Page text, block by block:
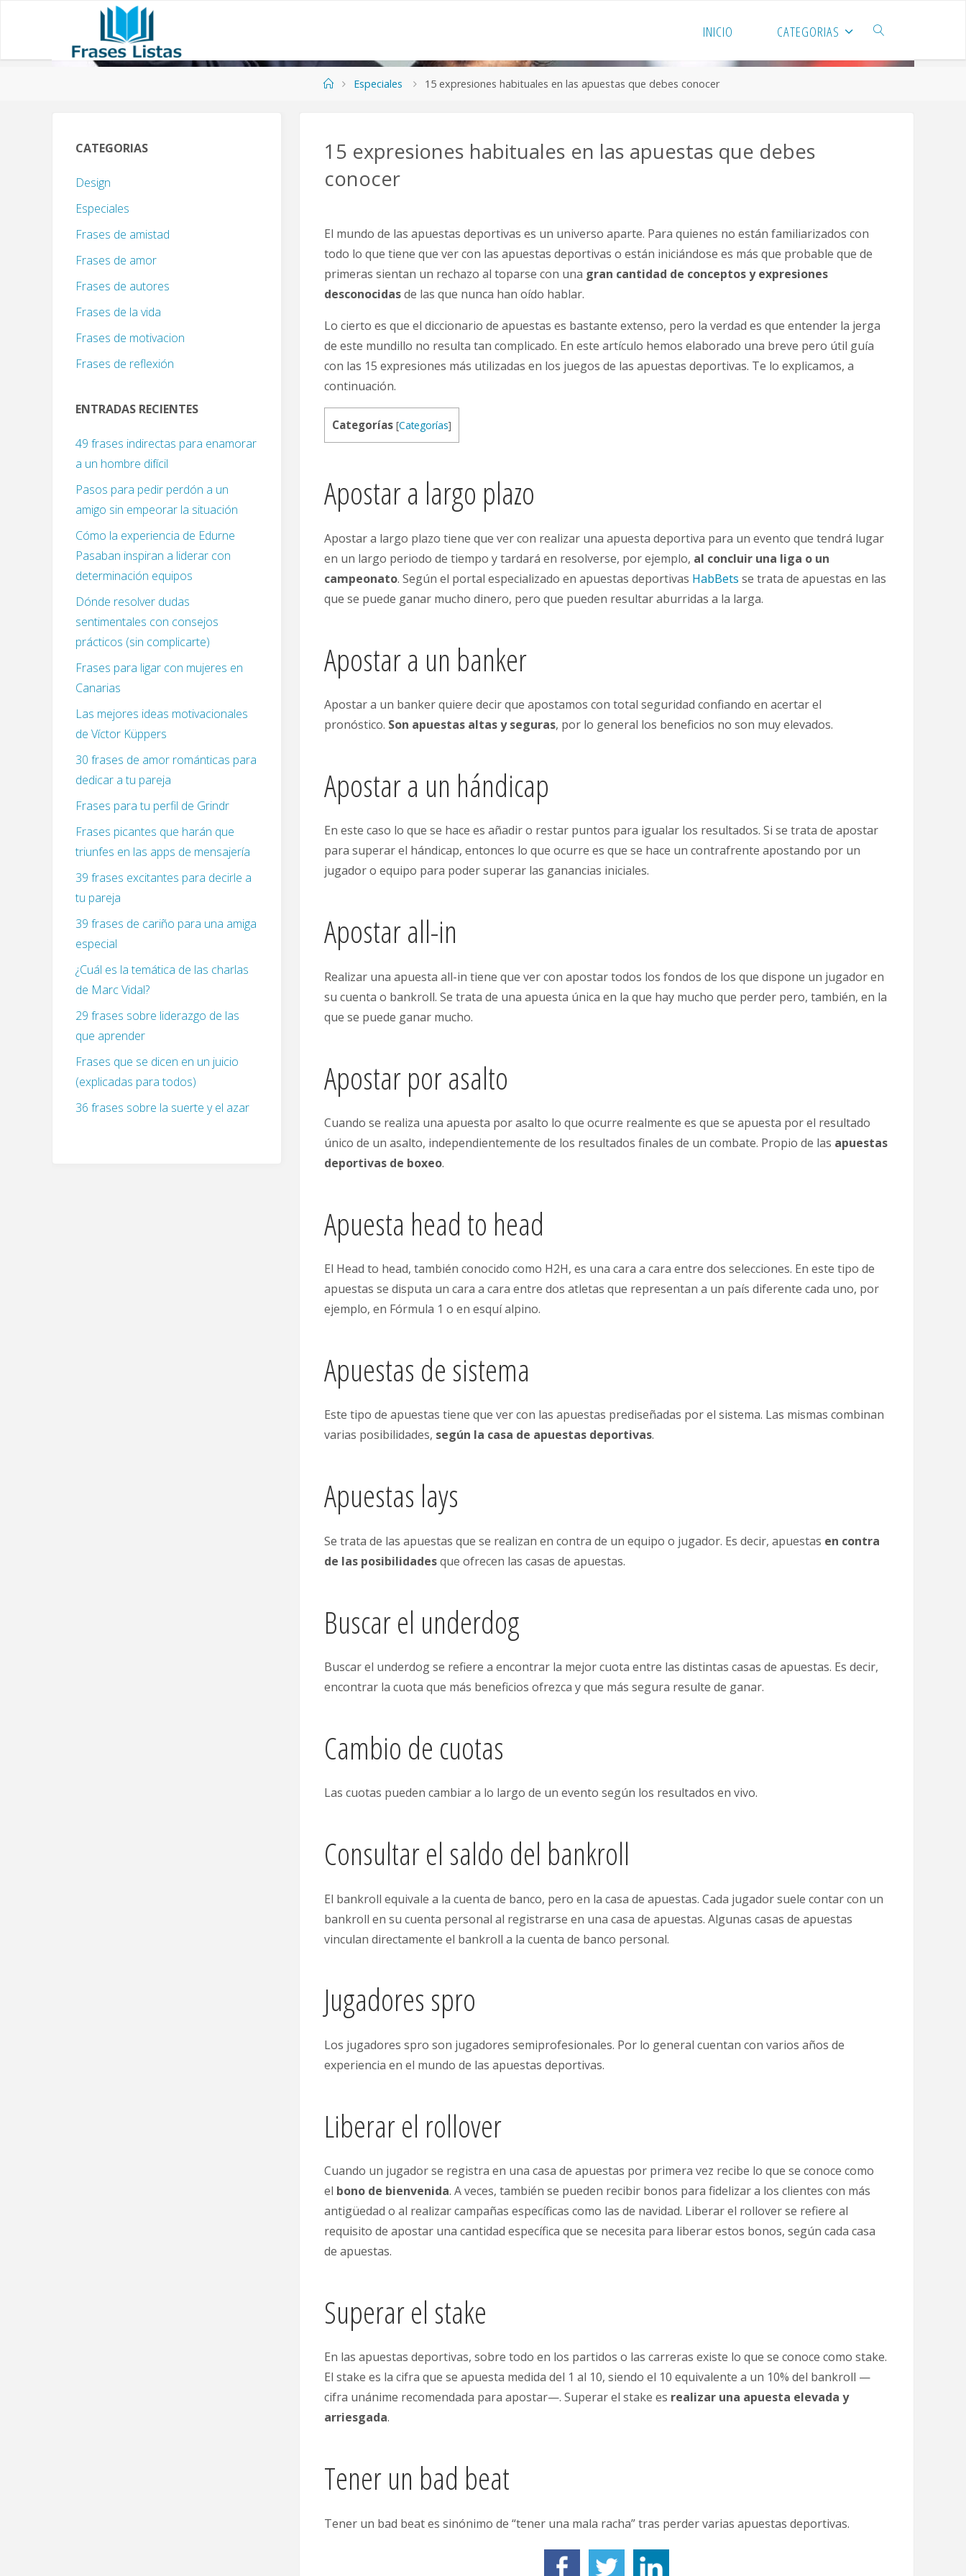
INICIO CATEGORIAS
Especiales 15 expresiones habituales en las apuestas que debes conocer
15 expresiones habituales en las apuestas que debes
conocer
El mundo de las apuestas deportivas es un universo aparte. Para quienes no están familiarizados con
todo lo que tiene que ver con las apuestas deportivas o están iniciándose es más que probable que de
primeras sientan un rechazo al toparse con una gran cantidad de conceptos y expresiones
desconocidasde las que nunca han oído hablar.
Lo cierto es que el diccionario de apuestas es bastante extenso, pero la verdad es que entender la jerga
de este mundillo no resulta tan complicado. En este artículo hemos elaborado una breve pero útil guía
con las 15 expresiones más utilizadas en los juegos de las apuestas deportivas. Te lo explicamos, a
continuación.
Categorías [Categorías]
Apostar a largo plazo
Apostar a largo plazo tiene que ver con realizar una apuesta deportiva para un evento que tendrá lugar
en un largo periodo de tiempo y tardará en resolverse, por ejemplo, al concluir una liga o un
campeonato. Según el portal especializado en apuestas deportivas HabBets se trata de apuestas en las
que se puede ganar mucho dinero, pero que pueden resultar aburridas a la larga.
Apostar a un banker
Apostar a un banker quiere decir que apostamos con total seguridad confiando en acertar el
pronóstico. Son apuestas altas y seguras, por lo general los beneficios no son muy elevados.
Apostar a un hándicap
En este caso lo que se hace es añadir o restar puntos para igualar los resultados. Si se trata de apostar
para superar el hándicap, entonces lo que ocurre es que se hace un contrafrente apostando por un
jugador o equipo para poder superar las ganancias iniciales.
Apostar all-in
Realizar una apuesta all-in tiene que ver con apostar todos los fondos de los que dispone un jugador en
su cuenta o bankroll. Se trata de una apuesta única en la que hay mucho que perder pero, también, en la
que se puede ganar mucho.
Apostar por asalto
Cuando se realiza una apuesta por asalto lo que ocurre realmente es que se apuesta por el resultado
único de un asalto, independientemente de los resultados finales de un combate. Propio de las apuestas
deportivas de boxeo.
Apuesta head to head
El Head to head, también conocido como H2H, es una cara a cara entre dos selecciones. En este tipo de
apuestas se disputa un cara a cara entre dos atletas que representan a un país diferente cada uno, por
ejemplo, en Fórmula 1 o en esquí alpino.
Apuestas de sistema
Este tipo de apuestas tiene que ver con las apuestas prediseñadas por el sistema. Las mismas combinan
varias posibilidades, según la casa de apuestas deportivas.
Apuestas lays
Se trata de las apuestas que se realizan en contra de un equipo o jugador. Es decir, apuestas en contra
de las posibilidadesque ofrecen las casas de apuestas.
Buscar el underdog
Buscar el underdog se refiere a encontrar la mejor cuota entre las distintas casas de apuestas. Es decir,
encontrar la cuota que más beneficios ofrezca y que más segura resulte de ganar.
Cambio de cuotas
Las cuotas pueden cambiar a lo largo de un evento según los resultados en vivo.
Consultar el saldo del bankroll
El bankroll equivale a la cuenta de banco, pero en la casa de apuestas. Cada jugador suele contar con un
bankroll en su cuenta personal al registrarse en una casa de apuestas. Algunas casas de apuestas
vinculan directamente el bankroll a la cuenta de banco personal.
Jugadores spro
Los jugadores spro son jugadores semiprofesionales. Por lo general cuentan con varios años de
experiencia en el mundo de las apuestas deportivas.
Liberar el rollover
Cuando un jugador se registra en una casa de apuestas por primera vez recibe lo que se conoce como
el bono de bienvenida. A veces, también se pueden recibir bonos para fidelizar a los clientes con más
antigüedad o al realizar campañas específicas como las de navidad. Liberar el rollover se refiere al
requisito de apostar una cantidad específica que se necesita para liberar estos bonos, según cada casa
de apuestas.
Superar el stake
En las apuestas deportivas, sobre todo en los partidos o las carreras existe lo que se conoce como stake.
El stake es la cifra que se apuesta medida del 1 al 10, siendo el 10 equivalente a un 10% del bankroll —
cifra unánime recomendada para apostar—. Superar el stake es realizar una apuesta elevada y
arriesgada.
Tener un bad beat
Tener un bad beat es sinónimo de “tener una mala racha” tras perder varias apuestas deportivas.
CATEGORIAS
Design
Especiales
Frases de amistad
Frases de amor
Frases de autores
Frases de la vida
Frases de motivacion
Frases de reflexión
ENTRADAS RECIENTES
49 frases indirectas para enamorar
a un hombre difícil
Pasos para pedir perdón a un
amigo sin empeorar la situación
Cómo la experiencia de Edurne
Pasaban inspiran a liderar con
determinación equipos
Dónde resolver dudas
sentimentales con consejos
prácticos (sin complicarte)
Frases para ligar con mujeres en
Canarias
Las mejores ideas motivacionales
de Víctor Küppers
30 frases de amor románticas para
dedicar a tu pareja
Frases para tu perfil de Grindr
Frases picantes que harán que
triunfes en las apps de mensajería
39 frases excitantes para decirle a
tu pareja
39 frases de cariño para una amiga
especial
¿Cuál es la temática de las charlas
de Marc Vidal?
29 frases sobre liderazgo de las
que aprender
Frases que se dicen en un juicio
(explicadas para todos)
36 frases sobre la suerte y el azar